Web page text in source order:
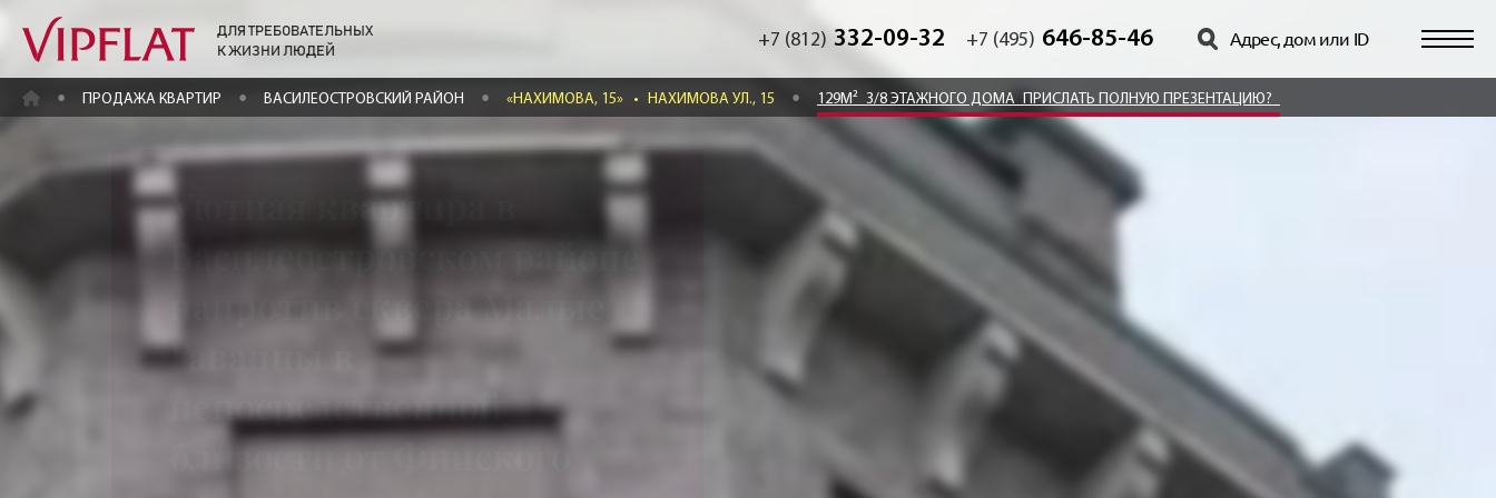
ДЛЯ ТРЕБОВАТЕЛЬНЫХ
К ЖИЗНИ ЛЮДЕЙ
+7 (812) 332-09-32 +7 (495) 646-85-46
ГЛАВНАЯПРОДАЖА КВАРТИР ВАСИЛЕОСТРОВСКИЙ РАЙОН «НАХИМОВА, 15» • НАХИМОВА УЛ., 15 129М² 3/8 ЭТАЖНОГО ДОМА ПРИСЛАТЬ ПОЛНУЮ ПРЕЗЕНТАЦИЮ?
Уютная квартира в
Василеостровском районе
напротив сквера Малые
Гаванцы в
непосредственной
близости от Финского